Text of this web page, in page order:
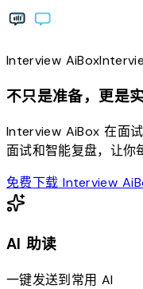
Interview AiBox
不只是准备，更是
Interview AiBox 在面
面试和智能复盘，让你
免费下载 Interview
AI 助读
一键发送到常用 AI